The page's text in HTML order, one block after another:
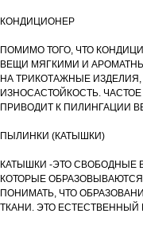
КОНДИЦИОНЕР
ПОМИМО ТОГО, ЧТО
ВЕЩИ МЯГКИМИ И
НА ТРИКОТАЖНЫЕ
ИЗНОСАСТОЙКОСТЬ.
ПРИВОДИТ К ПИЛИНГАЦИИ
ПЫЛИНКИ (КАТЫШКИ)
КАТЫШКИ -ЭТО СВОБОДНЫЕ
КОТОРЫЕ
ПОНИМАТЬ, ЧТО
ТКАНИ. ЭТО